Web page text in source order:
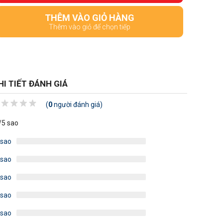
THÊM VÀO GIỎ HÀNG
Thêm vào giỏ để chọn tiếp
TIẾT ĐÁNH GIÁ
(0người đánh giá)
sao